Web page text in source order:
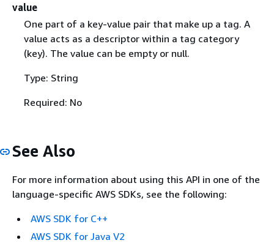
value
One part of a key-value pair that make up a tag. A
value acts as a descriptor within a tag category
(key). The value can be empty or null.
Type: String
Required: No
See Also
For more information about using this API in one of the
language-specific AWS SDKs, see the following:
AWS SDK for C++
AWS SDK for Java V2